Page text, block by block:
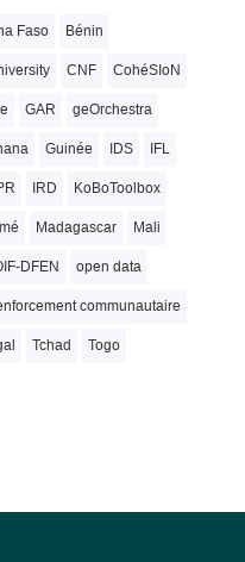
Faso Bénin
CNF CohéSIoN
GAR geOrchestra
Guinée IDS IFL
IRD KoBoToolbox
Madagascar Mali
DFEN open data
communautaire
Tchad Togo